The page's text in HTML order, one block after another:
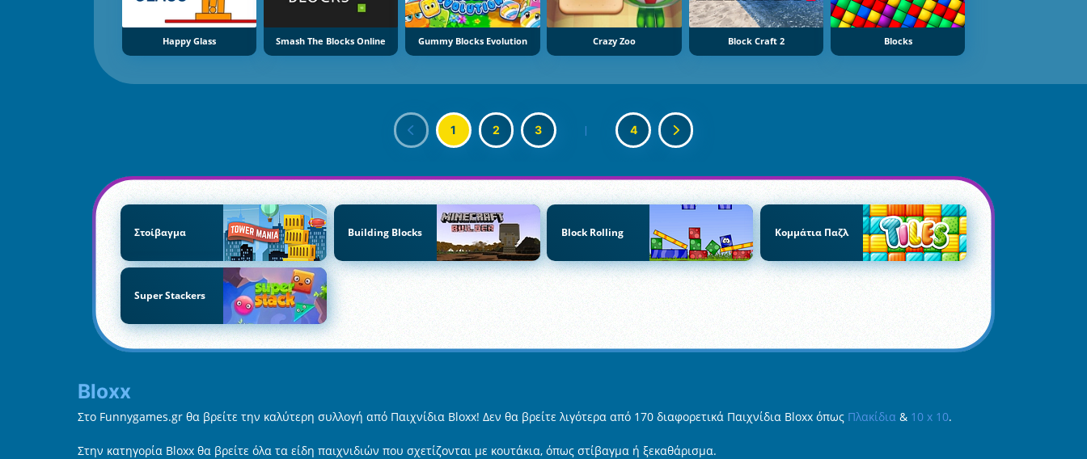
Happy Glass Smash The Blocks Online Gummy Blocks Evolution Crazy Zoo Block Craft 2 Blocks
1 2 3 | 4
Στοίβαγμα Building Blocks Block Rolling Κομμάτια Παζλ
Super Stackers
Bloxx
Στο Funnygames.gr θα βρείτε την καλύτερη συλλογή από Παιχνίδια Bloxx! Δεν θα βρείτε λιγότερα από 170 διαφορετικά Παιχνίδια Bloxx όπως Πλακίδια & 10 x 10.
Στην κατηγορία Bloxx θα βρείτε όλα τα είδη παιχνιδιών που σχετίζονται με κουτάκια, όπως στίβαγμα ή ξεκαθάρισμα.